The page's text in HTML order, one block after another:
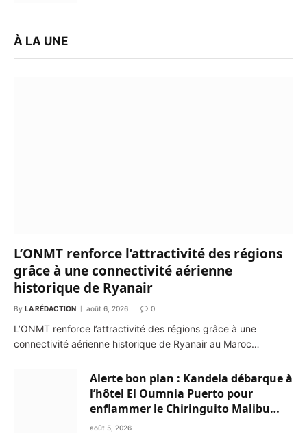
À LA UNE
L’ONMT renforce l’attractivité des régions
grâce à une connectivité aérienne
historique de Ryanair
By LA RÉDACTION août 6, 2026 0
L’ONMT renforce l’attractivité des régions grâce à une
connectivité aérienne historique de Ryanair au Maroc…
Alerte bon plan : Kandela débarque à
l’hôtel El Oumnia Puerto pour
enflammer le Chiringuito Malibu
Club
août 5, 2026